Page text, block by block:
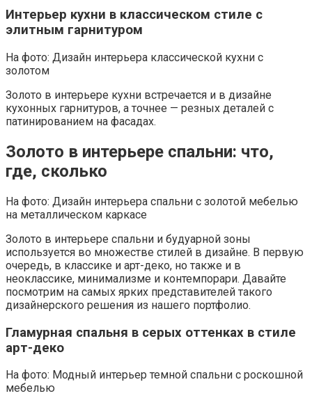
Интерьер кухни в классическом стиле с
элитным гарнитуром
На фото: Дизайн интерьера классической кухни с
золотом
Золото в интерьере кухни встречается и в дизайне
кухонных гарнитуров, а точнее — резных деталей с
патинированием на фасадах.
Золото в интерьере спальни: что,
где, сколько
На фото: Дизайн интерьера спальни с золотой мебелью
на металлическом каркасе
Золото в интерьере спальни и будуарной зоны
используется во множестве стилей в дизайне. В первую
очередь, в классике и арт-деко, но также и в
неоклассике, минимализме и контемпорари. Давайте
посмотрим на самых ярких представителей такого
дизайнерского решения из нашего портфолио.
Гламурная спальня в серых оттенках в стиле
арт-деко
На фото: Модный интерьер темной спальни с роскошной
мебелью